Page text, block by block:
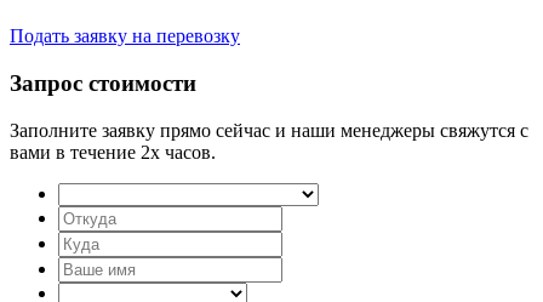
Подать заявку на перевозку
Запрос стоимости
Заполните заявку прямо сейчас и наши менеджеры свяжутся с
вами в течение 2х часов.